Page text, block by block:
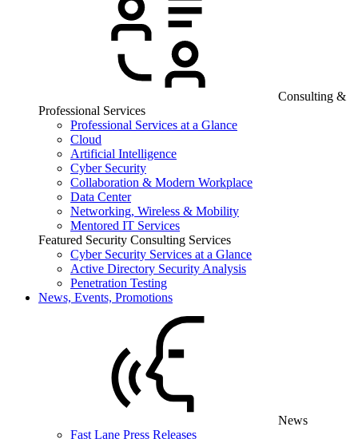
Consulting &
Professional Services
Professional Services at a Glance
Cloud
Artificial Intelligence
Cyber Security
Collaboration & Modern Workplace
Data Center
Networking, Wireless & Mobility
Mentored IT Services
Featured Security Consulting Services
Cyber Security Services at a Glance
Active Directory Security Analysis
Penetration Testing
News, Events, Promotions
News
Fast Lane Press Releases